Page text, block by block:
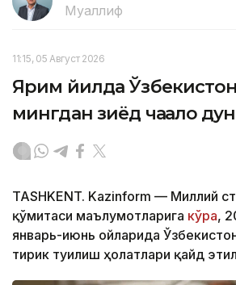
Муаллиф
11:15, 05 Август 2026
Ярим йилда
мингдан зиёд чақалоқ
TASHKENT. Kazinform — Миллий
қўмитаси маълумотларига кўра,
январь-июнь ойларида
тирик туғилиш ҳолатлари қайд